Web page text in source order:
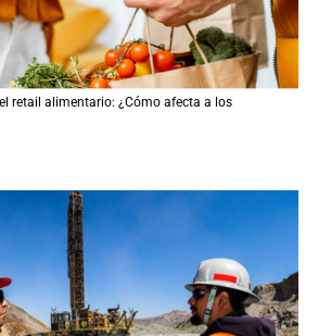
retail alimentario: ¿Cómo afecta a los